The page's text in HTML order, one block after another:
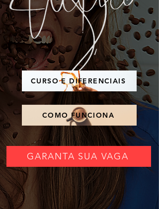
CURSO E DIFERENCIAIS
COMO FUNCIONA
GARANTA SUA VAGA